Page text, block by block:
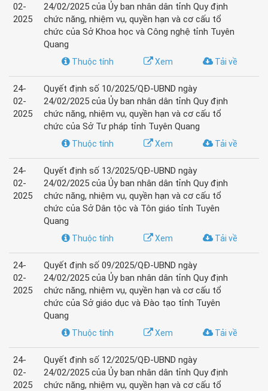
02-
2025
24/02/2025 của Ủy ban nhân dân tỉnh Quy định
chức năng, nhiệm vụ, quyền hạn và cơ cấu tổ
chức của Sở Khoa học và Công nghệ tỉnh Tuyên
Quang
Tải về
Xem
Thuộc tính
24-
02-
2025
Quyết định số 10/2025/QĐ-UBND ngày
24/02/2025 của Ủy ban nhân dân tỉnh Quy định
chức năng, nhiệm vụ, quyền hạn và cơ cấu tổ
chức của Sở Tư pháp tỉnh Tuyên Quang
Tải về
Xem
Thuộc tính
24-
02-
2025
Quyết định số 13/2025/QĐ-UBND ngày
24/02/2025 của Ủy ban nhân dân tỉnh Quy định
chức năng, nhiệm vụ, quyền hạn và cơ cấu tổ
chức của Sở Dân tộc và Tôn giáo tỉnh Tuyên
Quang
Tải về
Xem
Thuộc tính
24-
02-
2025
Quyết định số 09/2025/QĐ-UBND ngày
24/02/2025 của Ủy ban nhân dân tỉnh Quy định
chức năng, nhiệm vụ, quyền hạn và cơ cấu tổ
chức của Sở giáo dục và Đào tạo tỉnh Tuyên
Quang
Tải về
Xem
Thuộc tính
24-
02-
2025
Quyết định số 12/2025/QĐ-UBND ngày
24/02/2025 của Ủy ban nhân dân tỉnh Quy định
chức năng, nhiệm vụ, quyền hạn và cơ cấu tổ